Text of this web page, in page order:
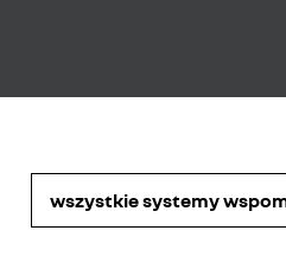
wszystkie systemy